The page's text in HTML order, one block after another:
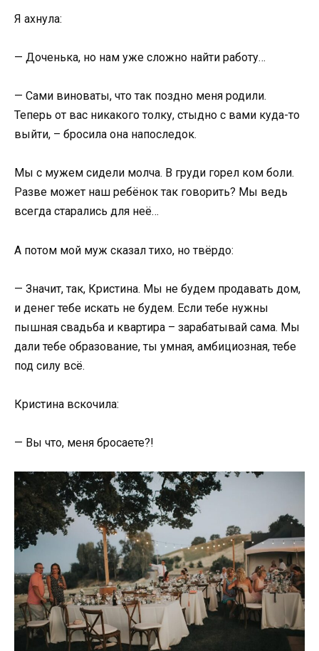
Я ахнула:
— Доченька, но нам уже сложно найти работу…
— Сами виноваты, что так поздно меня родили.
Теперь от вас никакого толку, стыдно с вами куда-то
выйти, – бросила она напоследок.
Мы с мужем сидели молча. В груди горел ком боли.
Разве может наш ребёнок так говорить? Мы ведь
всегда старались для неё…
А потом мой муж сказал тихо, но твёрдо:
— Значит, так, Кристина. Мы не будем продавать дом,
и денег тебе искать не будем. Если тебе нужны
пышная свадьба и квартира – зарабатывай сама. Мы
дали тебе образование, ты умная, амбициозная, тебе
под силу всё.
Кристина вскочила:
— Вы что, меня бросаете?!